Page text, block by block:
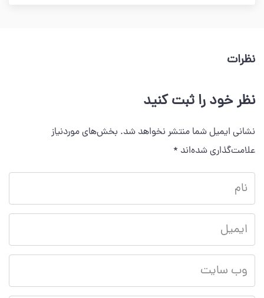
نظرات
نظر خود را ثبت کنید
نشانی ایمیل شما منتشر نخواهد شد. بخش‌های موردنیاز
علامت‌گذاری شده‌اند *